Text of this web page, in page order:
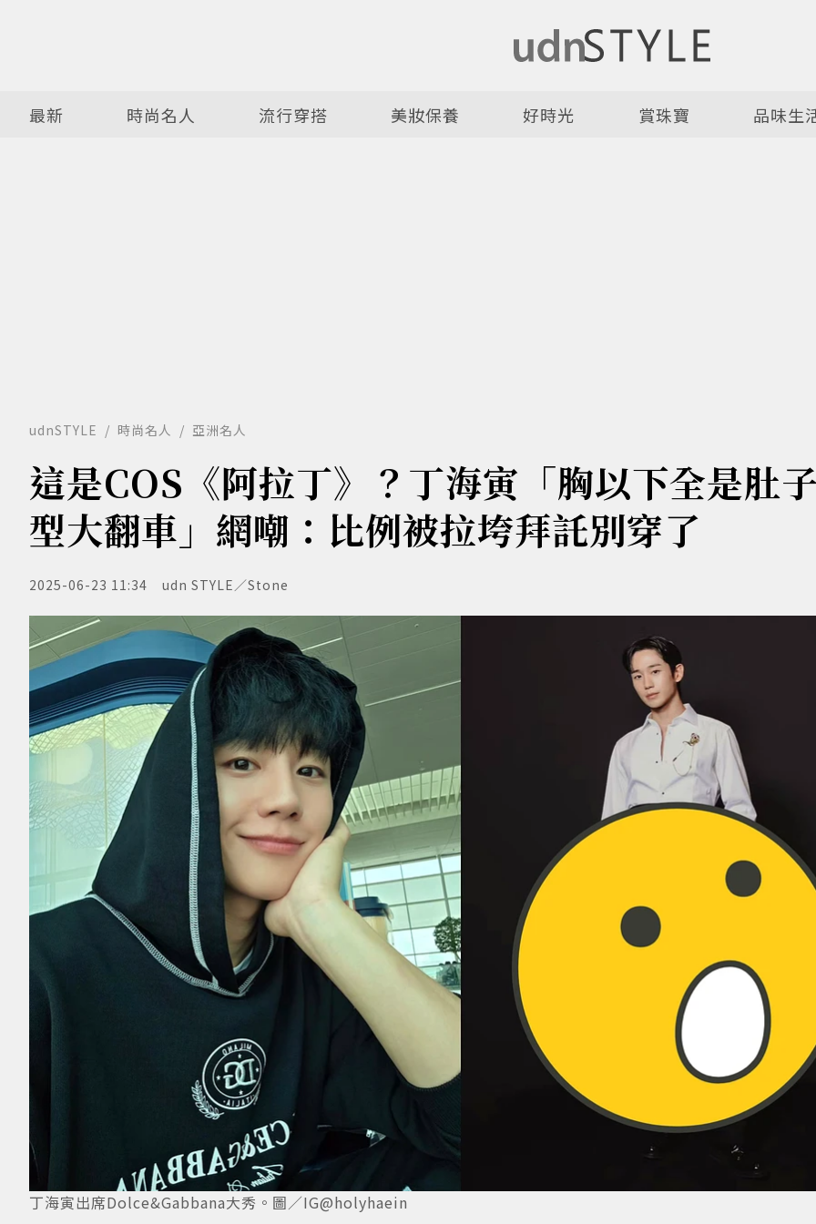
最新 時尚名人 流行穿搭 美妝保養 好時光 賞珠寶 品味生
udnSTYLE 時尚名人 亞洲名人
這是COS《阿拉丁》？丁海寅「胸以下全是肚
型大翻車」網嘲：比例被拉垮拜託別穿了
2025-06-23 11:34 udn STYLE／Stone
丁海寅出席Dolce&Gabbana大秀。圖／IG@holyhaein